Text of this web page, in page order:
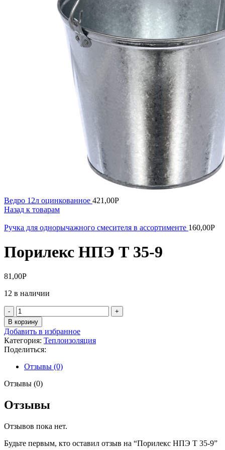
Ведро 12л оцинкованное 421,00Р
Назад к товарам
Ручка для однорычажного смесителя в ассортименте 160,00Р
Порилекс НПЭ Т 35-9
81,00Р
12 в наличии
Количество
товара
Порилекс
НПЭ
Т
35-
9
В корзину
Добавить в избранное
Категория: Теплоизоляция
Поделиться:
Отзывы (0)
Отзывы (0)
Отзывы
Отзывов пока нет.
Будьте первым, кто оставил отзыв на “Порилекс НПЭ Т 35-9”